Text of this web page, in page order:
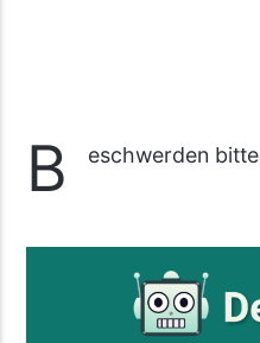
B eschwerden bitte